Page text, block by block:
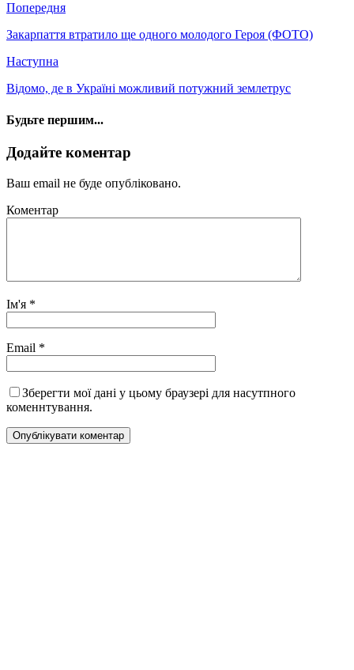
Попередня
Закарпаття втратило ще одного молодого Героя (ФОТО)
Наступна
Відомо, де в Україні можливий потужний землетрус
Будьте першим...
Додайте коментар
Ваш email не буде опубліковано.
Коментар
Ім'я *
Email *
Зберегти мої дані у цьому браузері для насутпного
коменнтування.